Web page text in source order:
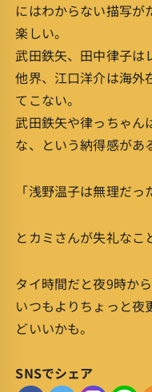
にはわからない描写が
楽しい。
武田鉄矢、田中律子は
他界、江口洋介は海外
てこない。
武田鉄矢や律っちゃん
な、という納得感があ
「浅野温子は無理だっ
とカミさんが失礼なこ
タイ時間だと夜9時から
いつもよりちょっと夜
どいいかも。
SNSでシェア